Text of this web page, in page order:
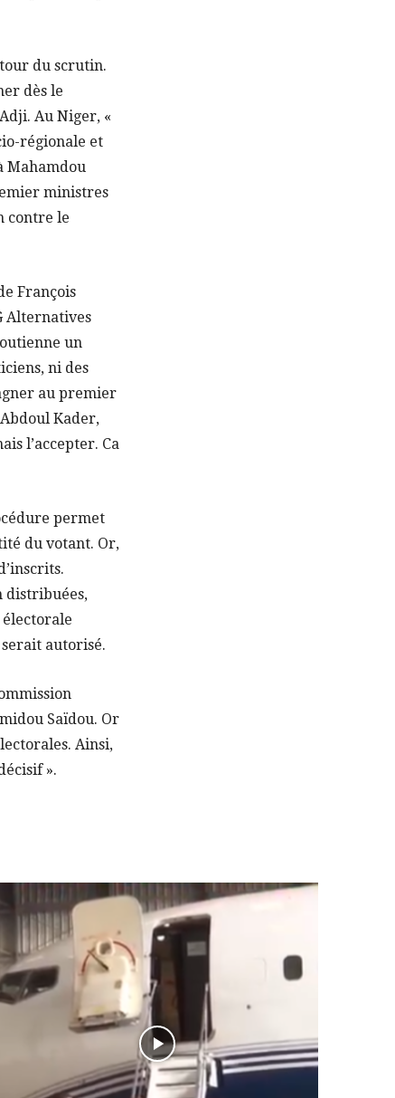
du scrutin.
dès le
Au Niger, «
régionale et
Mahamdou
ministres
contre le
François
Alternatives
un
ni des
au premier
Kader,
l’accepter. Ca
permet
du votant. Or,
distribuées,
autorisé.
Saïdou. Or
Ainsi,
».